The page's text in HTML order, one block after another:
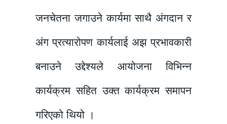
जनचेतना जगाउने कार्यमा साथै अंगदान र
अंग प्रत्यारोपण कार्यलाई अझ प्रभावकारी
बनाउने उद्देश्यले आयोजना विभिन्न
कार्यक्रम सहित उक्त कार्यक्रम समापन
गरिएको थियो ।